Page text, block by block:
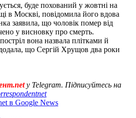
буде похований у жовтні на
в Москві, повідомила його вдова
заявила, що чоловік помер від
у висновку про смерть.
вона назвала плітками й
що Сергій Хрущов два роки
у Telegram. Підписуйтесь на
в Google News